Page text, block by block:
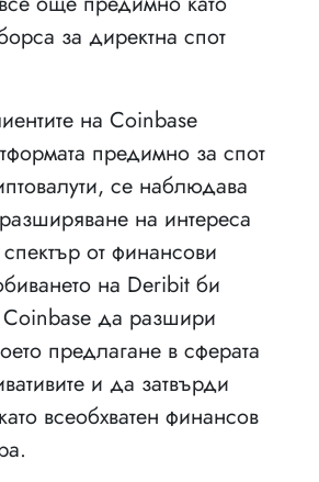
за директна спот
на Coinbase
предимно за спот
се наблюдава
на интереса
от финансови
на Deribit би
да разшири
предлагане в сферата
и да затвърди
всеобхватен финансов